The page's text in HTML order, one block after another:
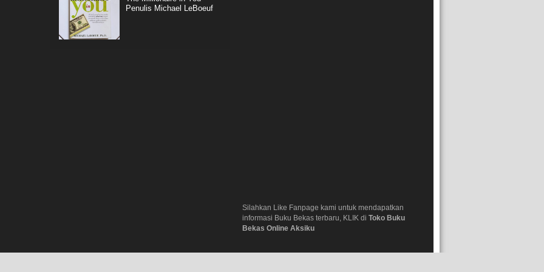
Penulis Michael LeBoeuf
Silahkan Like Fanpage kami untuk mendapatkan
informasi Buku Bekas terbaru, KLIK diToko Buku
Bekas Online Aksiku